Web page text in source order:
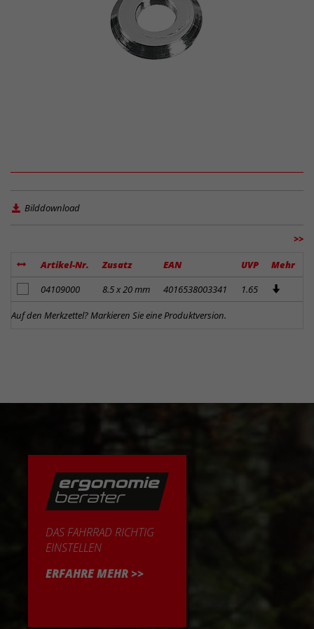
Bilddownload
>>
Artikel-Nr. Zusatz EAN UVP
Mehr
Artikel zum Merkzettel hinzufügen
04109000 8.5 x 20 mm 4016538003341 1.65
Auf den Merkzettel? Markieren Sie eine Produktversion.
DAS FAHRRAD RICHTIG
EINSTELLEN
ERFAHRE MEHR >>